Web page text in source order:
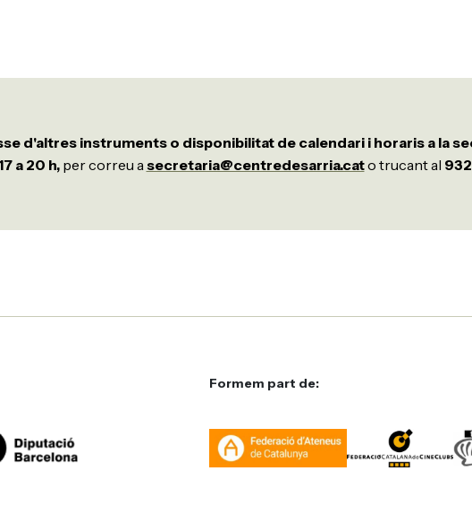
d'altres instruments o disponibilitat de calendari i horaris a la
a 20 h,per correu asecretaria@centredesarria.cato trucant al
Formem part de: